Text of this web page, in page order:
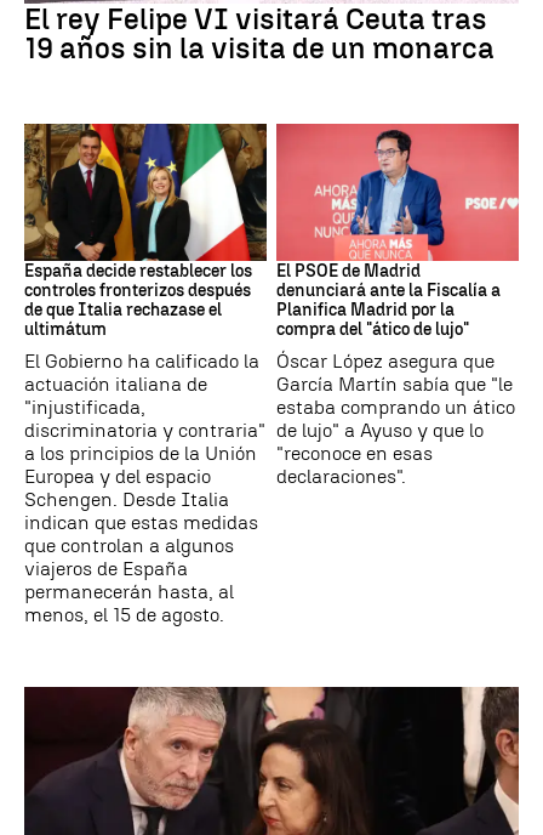
El rey Felipe VI visitará Ceuta tras
19 años sin la visita de un monarca
CRISIS MIGRATORIA
España decide restablecer los
controles fronterizos después
de que Italia rechazase el
ultimátum
El Gobierno ha calificado la
actuación italiana de
"injustificada,
discriminatoria y contraria"
a los principios de la Unión
Europea y del espacio
Schengen. Desde Italia
indican que estas medidas
que controlan a algunos
viajeros de España
permanecerán hasta, al
menos, el 15 de agosto.
PSOE MADRID
El PSOE de Madrid
denunciará ante la Fiscalía a
Planifica Madrid por la
compra del "ático de lujo"
Óscar López asegura que
García Martín sabía que "le
estaba comprando un ático
de lujo" a Ayuso y que lo
"reconoce en esas
declaraciones".